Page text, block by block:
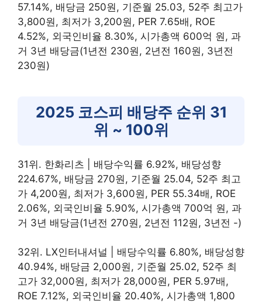
57.14%, 배당금 250원, 기준월 25.03, 52주 최고가
3,800원, 최저가 3,200원, PER 7.65배, ROE
4.52%, 외국인비율 8.30%, 시가총액 600억 원, 과
거 3년 배당금(1년전 230원, 2년전 160원, 3년전
230원)
2025 코스피 배당주 순위 31
위 ~ 100위
31위. 한화리츠 | 배당수익률 6.92%, 배당성향
224.67%, 배당금 270원, 기준월 25.04, 52주 최고
가 4,200원, 최저가 3,600원, PER 55.34배, ROE
2.06%, 외국인비율 5.90%, 시가총액 700억 원, 과
거 3년 배당금(1년전 270원, 2년전 112원, 3년전 -)
32위. LX인터내셔널 | 배당수익률 6.80%, 배당성향
40.94%, 배당금 2,000원, 기준월 25.02, 52주 최
고가 32,000원, 최저가 28,000원, PER 5.97배,
ROE 7.12%, 외국인비율 20.40%, 시가총액 1,800